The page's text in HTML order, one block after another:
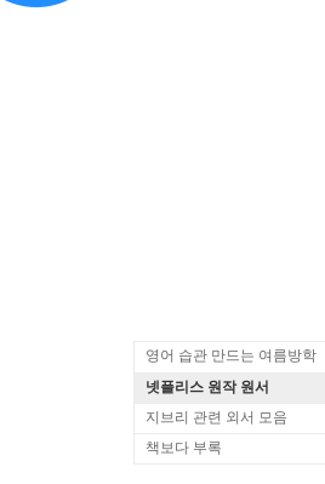
영어 습관 만드는 여름방학
넷플리스 원작 원서
지브리 관련 외서 모음
책보다 부록